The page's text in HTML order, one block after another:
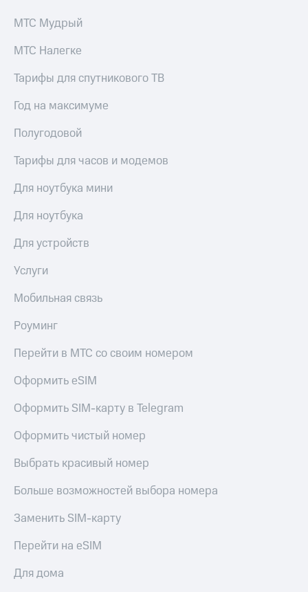
МТС Мудрый
МТС Налегке
Тарифы для спутникового ТВ
Год на максимуме
Полугодовой
Тарифы для часов и модемов
Для ноутбука мини
Для ноутбука
Для устройств
Услуги
Мобильная связь
Роуминг
Перейти в МТС со своим номером
Оформить eSIM
Оформить SIM-карту в Telegram
Оформить чистый номер
Выбрать красивый номер
Больше возможностей выбора номера
Заменить SIM-карту
Перейти на eSIM
Для дома